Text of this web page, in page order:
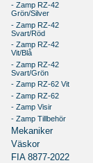
- Zamp RZ-42
Grön/Silver
- Zamp RZ-42
Svart/Röd
- Zamp RZ-42
Vit/Blå
- Zamp RZ-42
Svart/Grön
- Zamp RZ-62 Vit
- Zamp RZ-62
- Zamp Visir
- Zamp Tillbehör
Mekaniker
Väskor
FIA 8877-2022